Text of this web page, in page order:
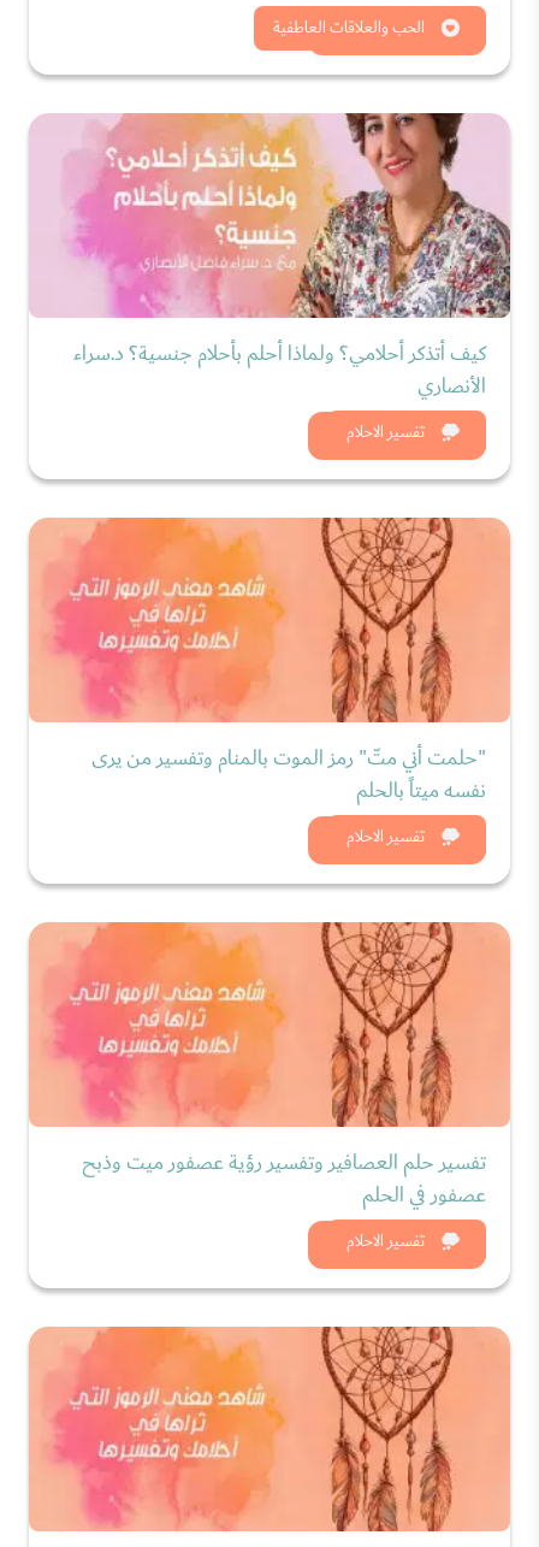
الحب والعلاقات العاطفية
شاهد الان
تفسير الاحلام
كيف أتذكر أحلامي؟ ولماذا أحلم بأحلام جنسية؟ د.سراء
الأنصاري
شاهد الان
تفسير الاحلام
"حلمت أني متّ" رمز الموت بالمنام وتفسير من يرى
نفسه ميتاً بالحلم
شاهد الان
تفسير الاحلام
تفسير حلم العصافير وتفسير رؤية عصفور ميت وذبح
عصفور في الحلم
شاهد الان